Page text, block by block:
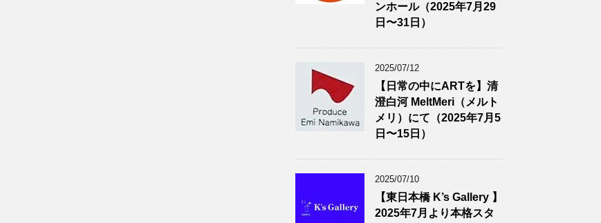
ンホール（2025年7月29
日〜31日）
2025/07/12
【日常の中にARTを】清
澄白河 MeltMeri（メルト
メリ）にて（2025年7月5
日〜15日）
2025/07/10
【東日本橋 K’s Gallery 】
2025年7月より本格スタ